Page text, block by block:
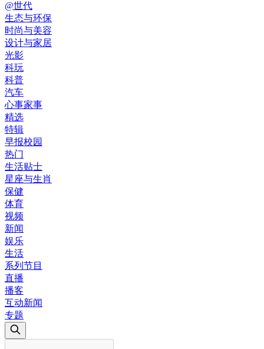
@世代
生态与环保
时尚与美容
设计与家居
光影
科玩
科普
汽车
心事家事
精选
特辑
早报校园
热门
生活贴士
星座与生肖
保健
体育
视频
新闻
娱乐
生活
系列节目
直播
播客
互动新闻
专题